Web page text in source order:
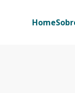
Home